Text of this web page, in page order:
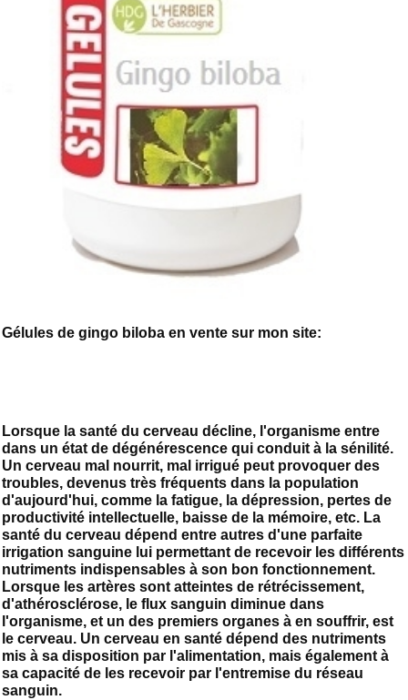
Gélules de gingo biloba en vente sur mon site:
Lorsque la santé du cerveau décline, l'organisme entre
dans un état de dégénérescence qui conduit à la sénilité.
Un cerveau mal nourrit, mal irrigué peut provoquer des
troubles, devenus très fréquents dans la population
d'aujourd'hui, comme la fatigue, la dépression, pertes de
productivité intellectuelle, baisse de la mémoire, etc. La
santé du cerveau dépend entre autres d'une parfaite
irrigation sanguine lui permettant de recevoir les différents
nutriments indispensables à son bon fonctionnement.
Lorsque les artères sont atteintes de rétrécissement,
d'athérosclérose, le flux sanguin diminue dans
l'organisme, et un des premiers organes à en souffrir, est
le cerveau. Un cerveau en santé dépend des nutriments
mis à sa disposition par l'alimentation, mais également à
sa capacité de les recevoir par l'entremise du réseau
sanguin.